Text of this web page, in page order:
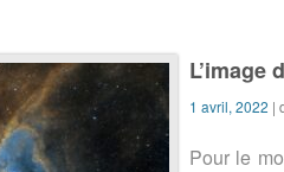
L’image
1 avril, 2022 |
Pour le